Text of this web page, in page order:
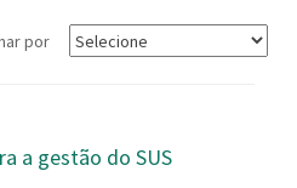
por
a gestão do SUS